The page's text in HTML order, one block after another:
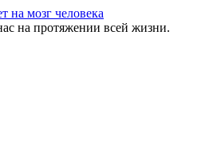
на мозг человека
на протяжении всей жизни.